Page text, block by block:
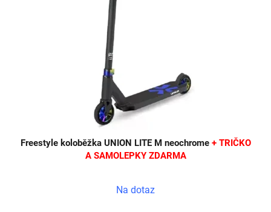
Freestyle koloběžka UNION LITE M neochrome + TRIČKO
A SAMOLEPKY ZDARMA
Na dotaz